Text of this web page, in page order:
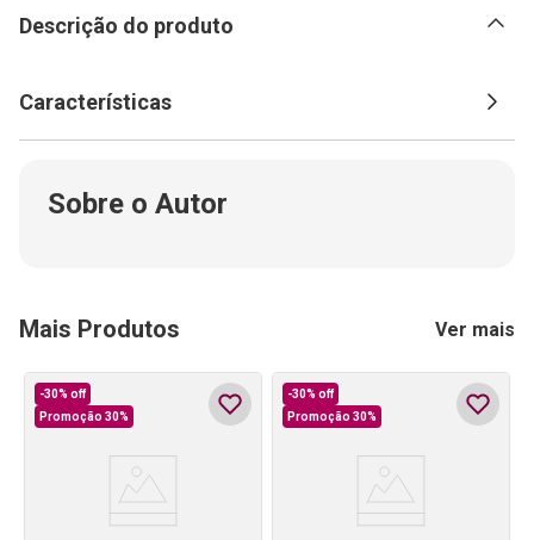
Descrição do produto
Características
Sobre o Autor
Mais Produtos Ver mais
-30% off
Promoção 30%
-30% off
Promoção 30%